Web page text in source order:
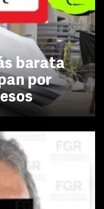
barata
por